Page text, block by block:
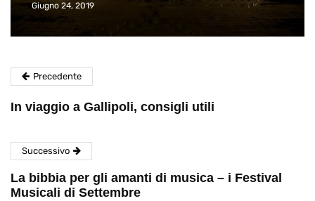
Giugno 24, 2019
Precedente
In viaggio a Gallipoli, consigli utili
Successivo
La bibbia per gli amanti di musica – i Festival
Musicali di Settembre